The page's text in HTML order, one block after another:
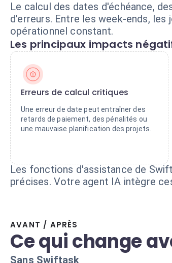
Le calcul des dates d'échéance,
d'erreurs. Entre les week-ends,
opérationnel constant.
Les principaux impacts
Erreurs de calcul critiques
Une erreur de date peut entraîner des
retards de paiement, des pénalités ou
une mauvaise planification des projets.
Les fonctions d'assistance de
précises. Votre agent IA intègre
AVANT / APRÈS
Ce qui change
Sans Swiftask